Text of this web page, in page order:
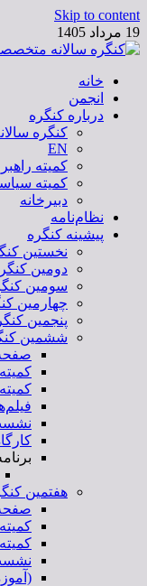
Skip to content
19 مرداد 1405
کنگره سالانه
خانه
انجمن
درباره کنگره
کنگره
EN
کمیته
کمیته
دبیرخانه
نظام‌نامه
پیشینه کنگره
نخستین
دومین
سومین
چهارمین
پنجمین
ششمین
هفتمین